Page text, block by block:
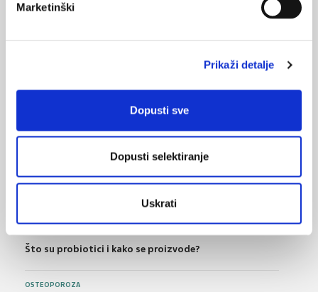
Marketinški
Prikaži detalje
Dopusti sve
Dopusti selektiranje
Uskrati
21.10.2015.
Bolna leđa - medicinske vježbe (nove smjernice)
FARMAKOLOGIJA
podnošljivost
Što su probiotici i kako se proizvode?
OSTEOPOROZA